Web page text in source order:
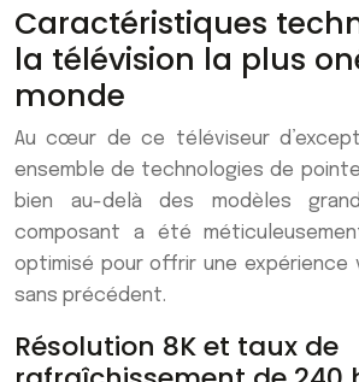
Caractéristiques
la télévision la plus
monde
Au cœur de ce téléviseur
ensemble de technologies de
bien au-delà des modèles
composant a été
optimisé pour offrir une expérience
sans précédent.
Résolution 8K et taux de